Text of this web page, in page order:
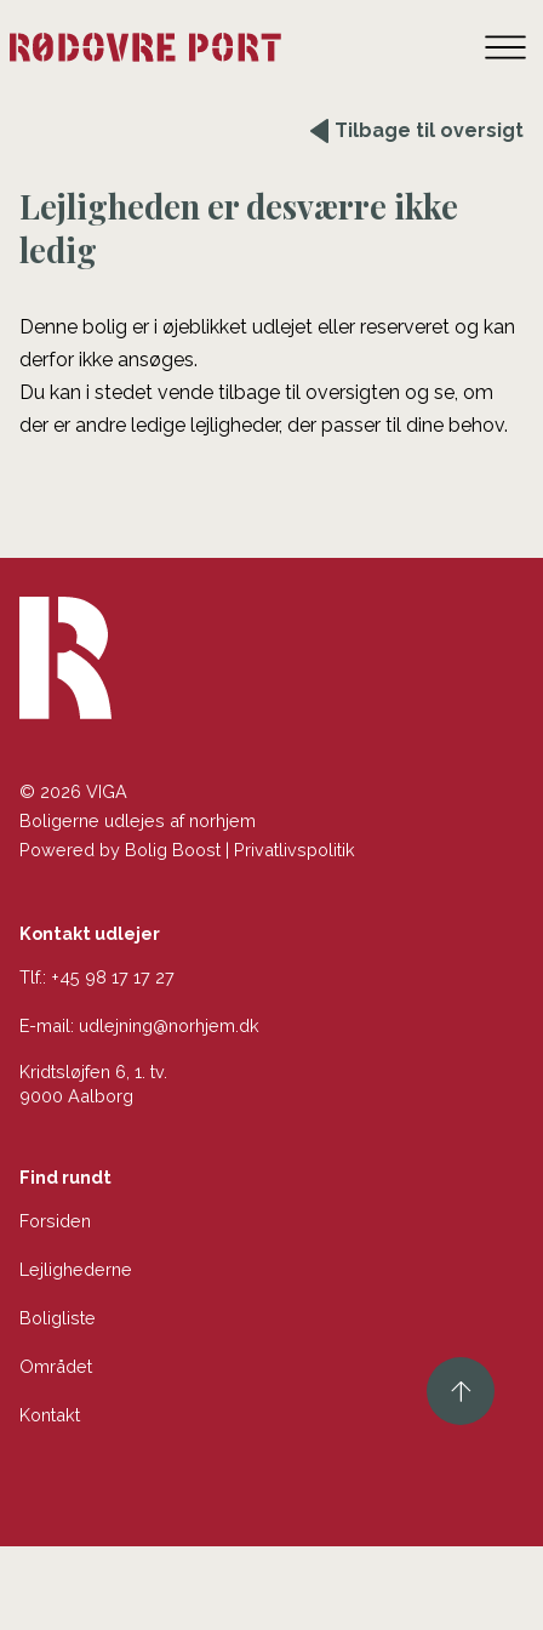
Tilbage til oversigt
Lejligheden er desværre ikke
ledig
Denne bolig er i øjeblikket udlejet eller reserveret og kan
derfor ikke ansøges.
Du kan i stedet vende tilbage til oversigten og se, om
der er andre ledige lejligheder, der passer til dine behov.
© 2026 VIGA
Boligerne udlejes af norhjem
Powered by Bolig Boost | Privatlivspolitik
Kontakt udlejer
Tlf.: +45 98 17 17 27
E-mail: udlejning@norhjem.dk
Kridtsløjfen 6, 1. tv.
9000 Aalborg
Find rundt
Forsiden
Lejlighederne
Boligliste
Området
Kontakt